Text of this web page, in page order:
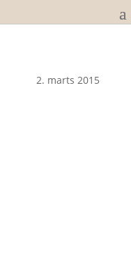
2. marts 2015